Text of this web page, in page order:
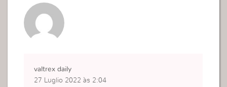
valtrex daily
27 Luglio 2022 às 2:04